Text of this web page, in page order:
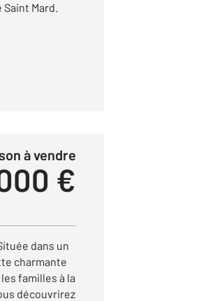
Mard.
à vendre
€
dans un
charmante
familles à la
découvrirez